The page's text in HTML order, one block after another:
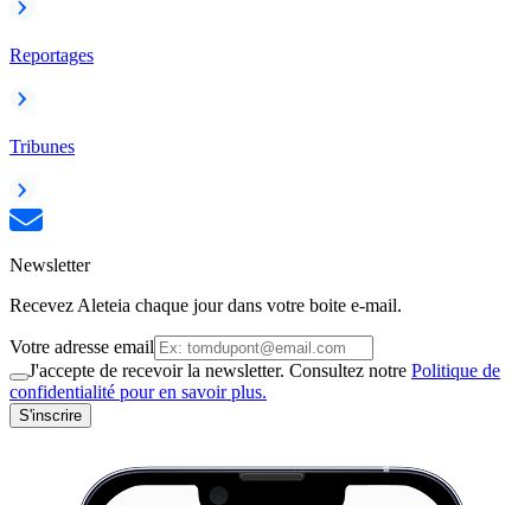
Reportages
Tribunes
Newsletter
Recevez Aleteia chaque jour dans votre boite e-mail.
Votre adresse email
J'accepte de recevoir la newsletter. Consultez notre Politique de
confidentialité pour en savoir plus.
S'inscrire